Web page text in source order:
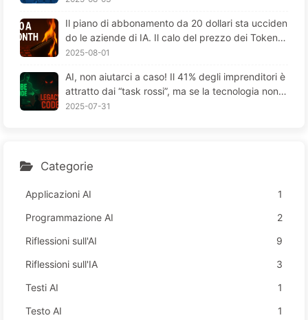
Il piano di abbonamento da 20 dollari sta ucciden
do le aziende di IA. Il calo del prezzo dei Token è
un'illusione; il vero costo dell'IA è la tua avidità - I
2025-08-01
AI, non aiutarci a caso! Il 41% degli imprenditori è
attratto dai “task rossi”, ma se la tecnologia non f
unziona, i dipendenti soffrono di più—Impara lent
2025-07-31
Categorie
Applicazioni AI
1
Programmazione AI
2
Riflessioni sull'AI
9
Riflessioni sull'IA
3
Testi AI
1
Testo AI
1